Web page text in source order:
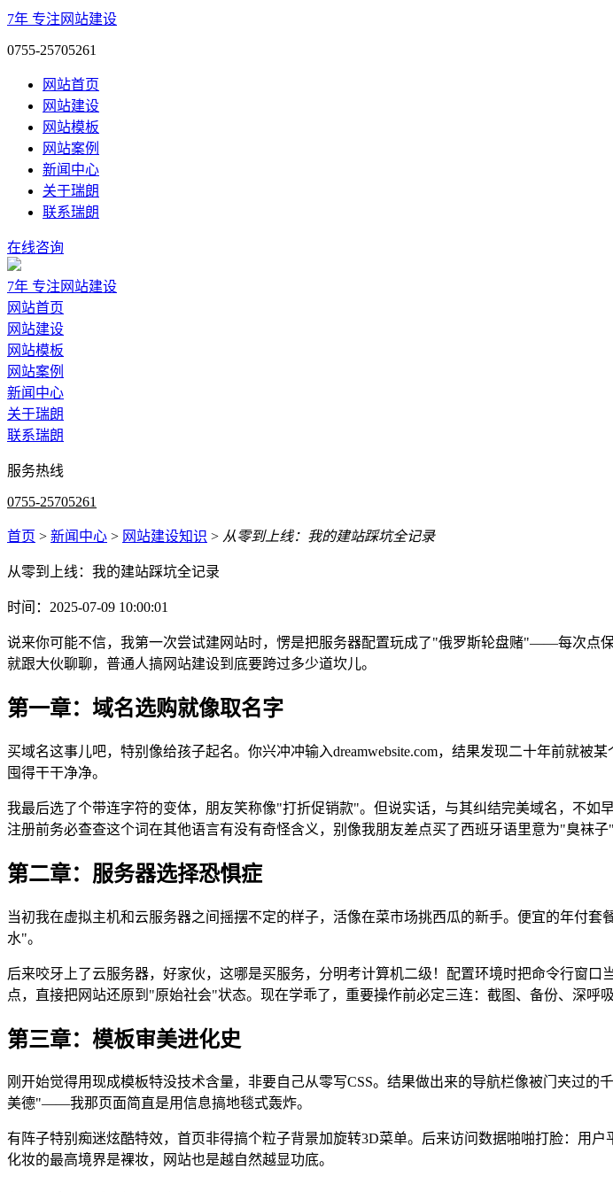
7年 专注网站建设
0755-25705261
网站首页
网站建设
网站模板
网站案例
新闻中心
关于瑞朗
联系瑞朗
在线咨询
7年 专注网站建设
网站首页
网站建设
网站模板
网站案例
新闻中心
关于瑞朗
联系瑞朗
服务热线
0755-25705261
首页 > 新闻中心 > 网站建设知识 > 从零到上线：我的建站踩坑全记录
从零到上线：我的建站踩坑全记录
时间：2025-07-09 10:00:01
说来你可能不信，我第一次尝试建网站时，愣是把服务器配置玩成了"俄罗斯轮盘赌"——每次点
就跟大伙聊聊，普通人搞网站建设到底要跨过多少道坎儿。
第一章：域名选购就像取名字
买域名这事儿吧，特别像给孩子起名。你兴冲冲输入dreamwebsite.com，结果发现二十年前就
囤得干干净净。
我最后选了个带连字符的变体，朋友笑称像"打折促销款"。但说实话，与其纠结完美域名，不如
注册前务必查查这个词在其他语言有没有奇怪含义，别像我朋友差点买了西班牙语里意为"臭袜子
第二章：服务器选择恐惧症
当初我在虚拟主机和云服务器之间摇摆不定的样子，活像在菜市场挑西瓜的新手。便宜的年付
水"。
后来咬牙上了云服务器，好家伙，这哪是买服务，分明考计算机二级！配置环境时把命令行窗
点，直接把网站还原到"原始社会"状态。现在学乖了，重要操作前必定三连：截图、备份、深呼吸
第三章：模板审美进化史
刚开始觉得用现成模板特没技术含量，非要自己从零写CSS。结果做出来的导航栏像被门夹过
美德"——我那页面简直是用信息搞地毯式轰炸。
有阵子特别痴迷炫酷特效，首页非得搞个粒子背景加旋转3D菜单。后来访问数据啪啪打脸：用
化妆的最高境界是裸妆，网站也是越自然越显功底。